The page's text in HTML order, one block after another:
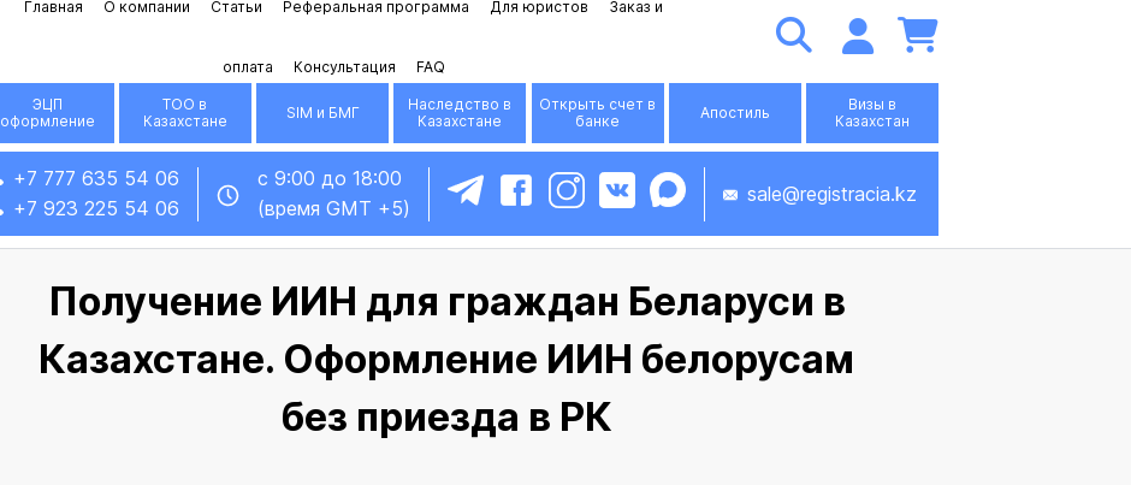
Главная О компании Статьи Реферальная программа Для юристов Заказ и
оплата Консультация FAQ
ЭЦП
оформление
ТОО в
Казахстане
SIM и БМГ
Наследство в
Казахстане
Открыть счет в
банке
Апостиль
Визы в
Казахстан
+7 777 635 54 06
+7 923 225 54 06
с 9:00 до 18:00
(время GMT +5)
sale@registracia.kz
Получение ИИН для граждан Беларуси в
Казахстане. Оформление ИИН белорусам
без приезда в РК